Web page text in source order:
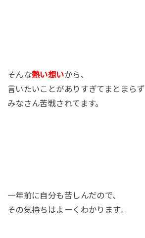
そんな熱い想いから、
言いたいことがありすぎてまとまらず
みなさん苦戦されてます。
一年前に自分も苦しんだので、
その気持ちはよーくわかります。